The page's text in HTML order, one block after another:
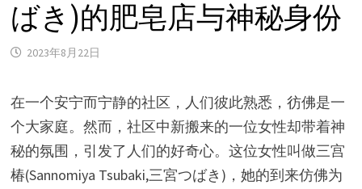
ばき)的肥皂店与神秘身份
2023年8月22日
在一个安宁而宁静的社区，人们彼此熟悉，彷佛是一
个大家庭。然而，社区中新搬来的一位女性却带着神
秘的氛围，引发了人们的好奇心。这位女性叫做三宫
椿(Sannomiya Tsubaki,三宮つばき)，她的到来仿佛为